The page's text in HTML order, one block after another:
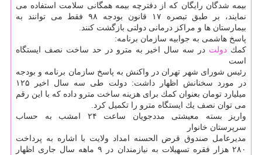
بیمه شدگان رایگان كه از دفترچه بیمه همگانی سلامت استفاده می
نمایند، بر طبق تبصره ۱۷ قانون بودجه ۹۸ فقط می توانند به
بیمارستان ها و مراكز درمانی دولتی بازگشت كنند.
پاسخ هاشمی به جوابیه سازمان برنامه:
كمك دولت در سه سال اخیر به مترو در حد ساخت نصف ایستگاه
است
رئیس شورای شهر تهران در واكنش به پاسخ سازمان برنامه و بودجه
در مورد سخنانش اظهار داشت: دولت طی سه سال اخیر ۱۲۵
میلیارد تومان بعنوان كمك برای هزینه ساخت مترو داده كه با این رقم
می توان نصف یك ایستگاه مترو را تكمیل كرد.
واریز بسته معیشتی مددجویان ساعت ۲۴ امشب به حساب
سرپرستان خانوار
مدیرعامل صندوق قرض الحسنه امداد ولایت با اشاره به پرداخت
۲۸۰ هزار فقره تسهیلات به نیازمندان در ۹ ماهه سال جاری اظهار